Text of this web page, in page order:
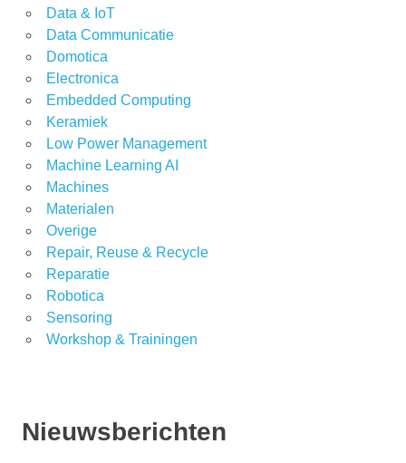
Data & IoT
Data Communicatie
Domotica
Electronica
Embedded Computing
Keramiek
Low Power Management
Machine Learning AI
Machines
Materialen
Overige
Repair, Reuse & Recycle
Reparatie
Robotica
Sensoring
Workshop & Trainingen
Nieuwsberichten